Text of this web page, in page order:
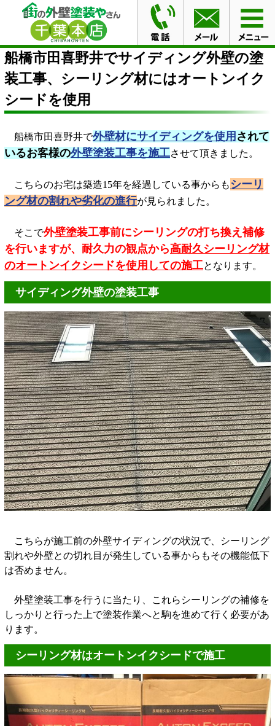
HOME ブログ
船橋市田喜野井でサイディング外壁の塗
装工事、シーリング材にはオートンイクシードを使用
船橋市田喜野井でサイディング外壁の塗
装工事、シーリング材にはオートンイク
シードを使用
船橋市田喜野井で外壁材にサイディングを使用 されて
いるお客様の外壁塗装工事を施工させて頂きました。
こちらのお宅は築造15年を経過している事からも シーリ
ング材の割れや劣化の進行が見られました。
そこで外壁塗装工事前にシーリングの打ち換え補修
を行いますが、耐久力の観点から高耐久シーリング材
のオートンイクシードを使用しての施工となります。
サイディング外壁の塗装工事
こちらが施工前の外壁サイディングの状況で、シーリング
割れや外壁との切れ目が発生している事からもその機能低下
は否めません。
外壁塗装工事を行うに当たり、これらシーリングの補修を
しっかりと行った上で塗装作業へと駒を進めて行く必要があ
ります。
シーリング材はオートンイクシードで施工